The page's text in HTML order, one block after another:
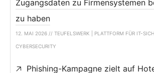
Zugangsdaten zu Firmensystemen
zu haben
12. MAI 2026 // TEUFELSWERK | PLATTFORM FÜR IT-
CYBERSECURITY
Phishing-Kampagne zielt auf